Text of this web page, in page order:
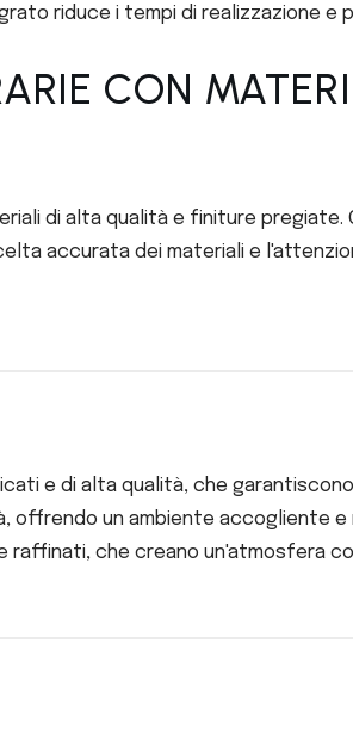
riduce i tempi di realizzazione
CON
di alta qualità e finiture
accurata dei materiali e
e di alta qualità, che
un ambiente accogliente
raffinati, che creano un'atmosfera